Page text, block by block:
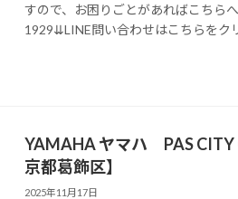
すので、お困りごとがあればこちら
1929⇊LINE問い合わせはこちらをク
YAMAHA ヤマハ PAS
京都葛飾区】
2025年11月17日